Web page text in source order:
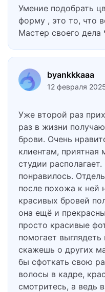
Умение подобрать
форму , это то, что
Мастер своего
byankkkaaa
12 февраля
Уже второй раз
раз в жизни
брови. Очень
клиентам, приятная
студии
понравилось.
после похожа к ней
красивых бровей
она ещё и
просто красивые
помогает
скажешь о других
бы сфоткать свою
волосы в кадре,
смотритесь, а ведь